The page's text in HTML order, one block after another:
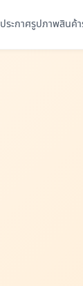
ประกาศรูปภาพสินค้า